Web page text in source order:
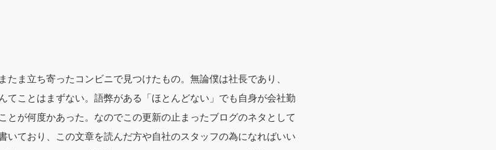
たま立ち寄ったコンビニで見つけたもの。無論僕は社長であり、
てことはまずない。語弊がある「ほとんどない」でも自身が会社勤
とが何度かあった。なのでこの更新の止まったブログのネタとして
いており、この文章を読んだ方や自社のスタッフの為になればいい